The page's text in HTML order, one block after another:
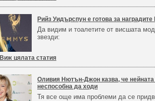
Рийз Уидърспун е готова за
Да видим и тоалетите от висшата
звезди:
Виж цялата статия
Оливия Нютън-Джон казва, че нейната
неспособна да ходи
Тя все още има проблеми да се